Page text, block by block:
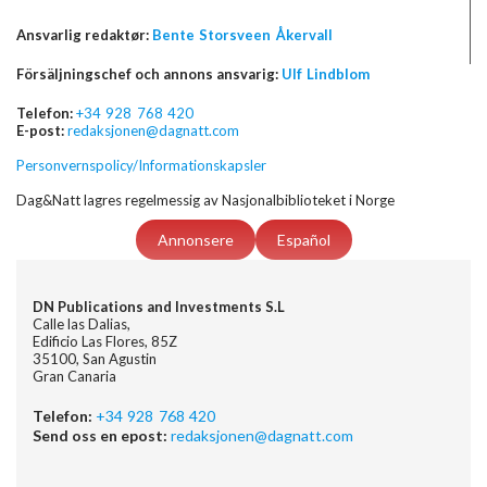
Ansvarlig redaktør: Bente Storsveen Åkervall
Försäljningschef och annons ansvarig: Ulf Lindblom
Telefon:+34 928 768 420
E-post:redaksjonen@dagnatt.com
Personvernspolicy/Informationskapsler
Dag&Natt lagres regelmessig av Nasjonalbiblioteket i Norge
Annonsere Español
DN Publications and Investments S.L
Calle las Dalias,
Edificio Las Flores, 85Z
35100, San Agustin
Gran Canaria
Telefon: +34 928 768 420
Send oss en epost: redaksjonen@dagnatt.com